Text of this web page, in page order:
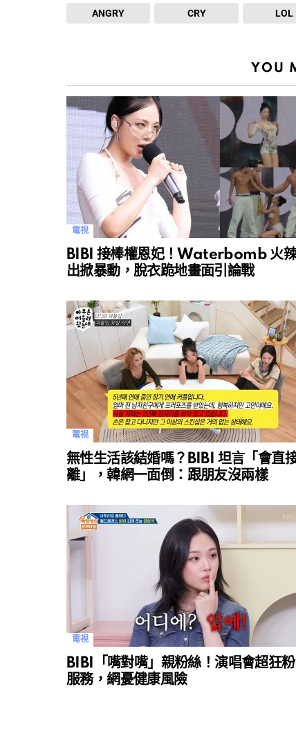
ANGRY CRY LOL
YOU
電視
BIBI 接棒權恩妃！Waterbomb 火
出掀暴動，脫衣跪地畫面引論戰
電視
無性生活該結婚嗎？BIBI 坦言「會直
離」，韓網一面倒：跟朋友沒兩樣
電視
BIBI「嘴對嘴」親粉絲！演唱會超狂
服務，網憂健康風險